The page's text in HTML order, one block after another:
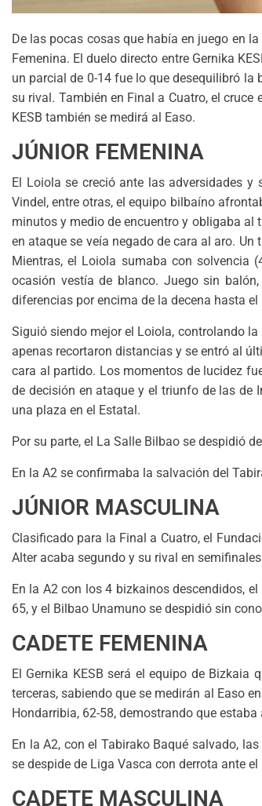
De las pocas cosas que había en juego en
Femenina. El duelo directo entre Gernika
un parcial de 0-14 fue lo que desequilibró la
su rival. También en Final a Cuatro, el cruce
KESB también se medirá al Easo.
JÚNIOR FEMENINA
El Loiola se creció ante las adversidades y
Vindel, entre otras, el equipo bilbaíno
minutos y medio de encuentro y obligaba al
en ataque se veía negado de cara al aro.
Mientras, el Loiola sumaba con solvencia
ocasión vestía de blanco. Juego sin
diferencias por encima de la decena hasta el
Siguió siendo mejor el Loiola, controlando
apenas recortaron distancias y se entró al
cara al partido. Los momentos de lucidez
de decisión en ataque y el triunfo de las de
una plaza en el Estatal.
Por su parte, el La Salle Bilbao se despidió
En la A2 se confirmaba la salvación del
JÚNIOR MASCULINA
Clasificado para la Final a Cuatro, el
Alter acaba segundo y su rival en
En la A2 con los 4 bizkainos descendidos,
65, y el Bilbao Unamuno se despidió sin
CADETE FEMENINA
El Gernika KESB será el equipo de
terceras, sabiendo que se medirán al Easo
Hondarribia, 62-58, demostrando que
En la A2, con el Tabirako Baqué salvado,
se despide de Liga Vasca con derrota ante
CADETE MASCULINA